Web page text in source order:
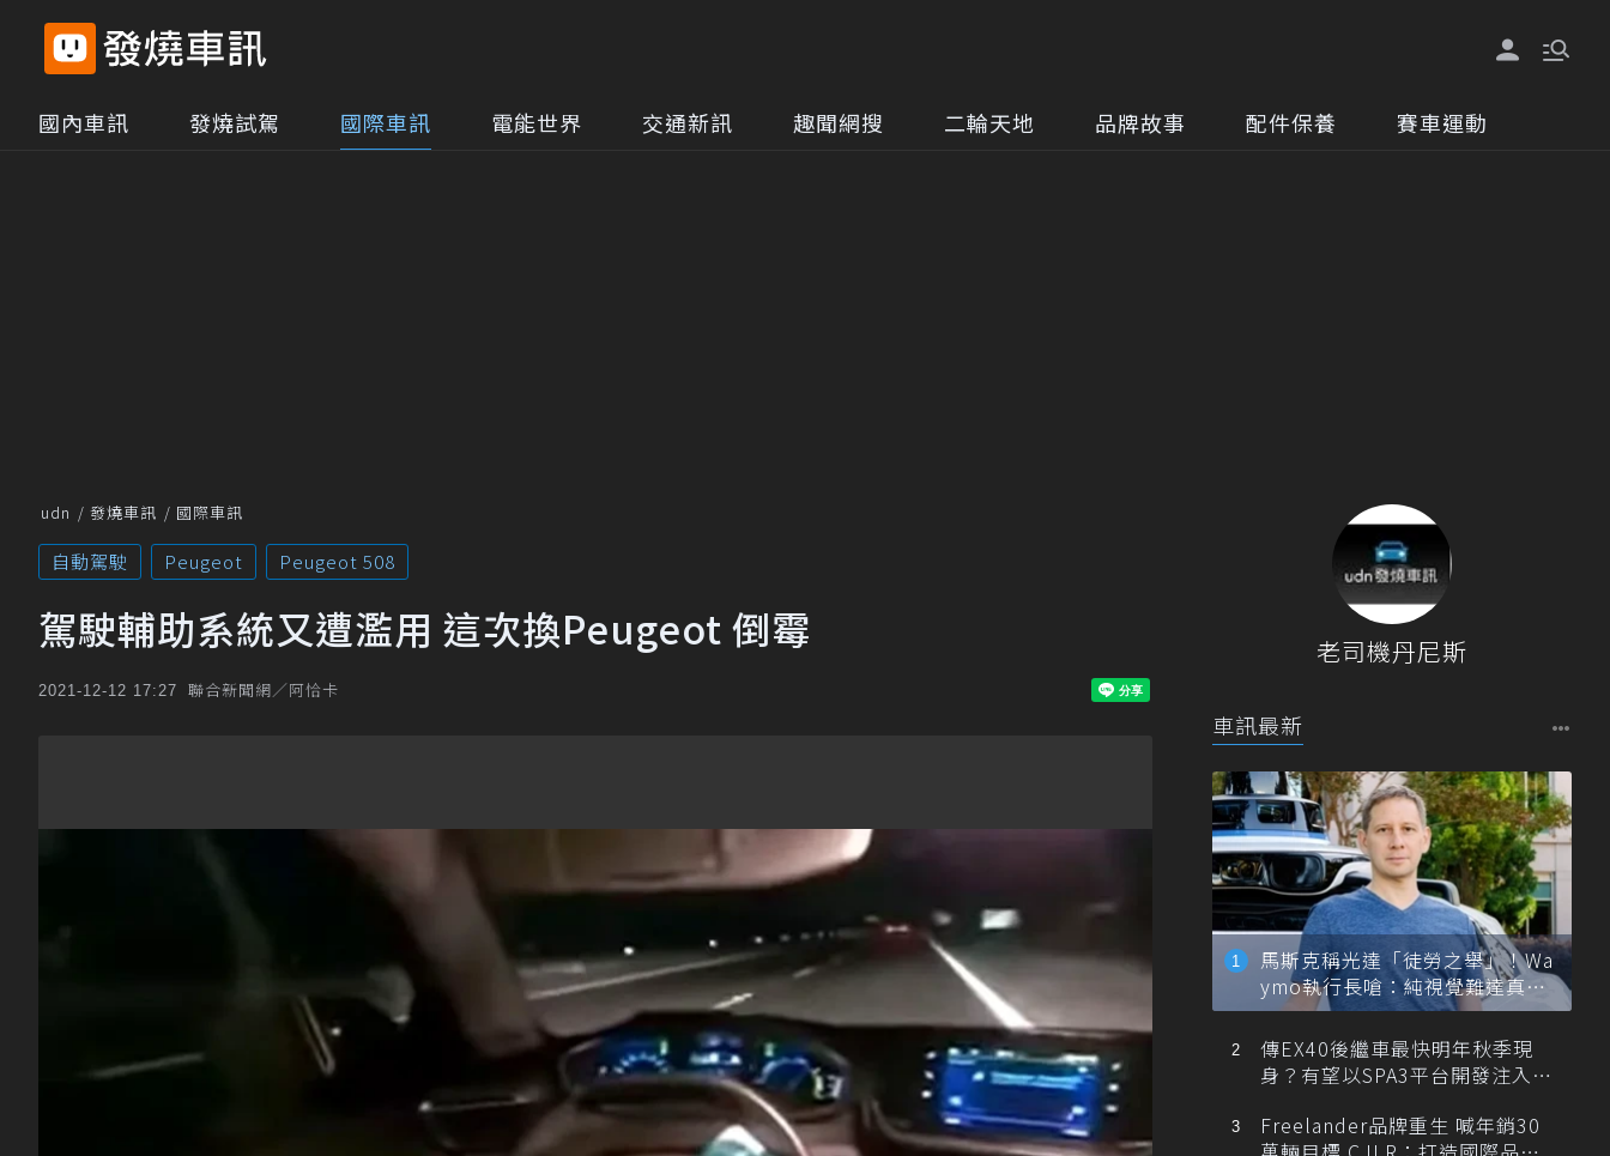
國內車訊 發燒試駕 國際車訊 電能世界 交通新訊 趣聞網搜 二輪天地 品牌故事 配件保養 賽車運動
udn 發燒車訊 國際車訊
自動駕駛 Peugeot Peugeot 508
駕駛輔助系統又遭濫用 這次換Peugeot 倒霉
2021-12-12 17:27 聯合新聞網／阿恰卡
老司機丹尼斯
車訊最新
馬斯克稱光達「徒勞之舉」！Wa
ymo執行長嗆：純視覺難達真正
自動駕駛
傳EX40後繼車最快明年秋季現
身？有望以SPA3平台開發注入80
Freelander品牌重生 喊年銷30